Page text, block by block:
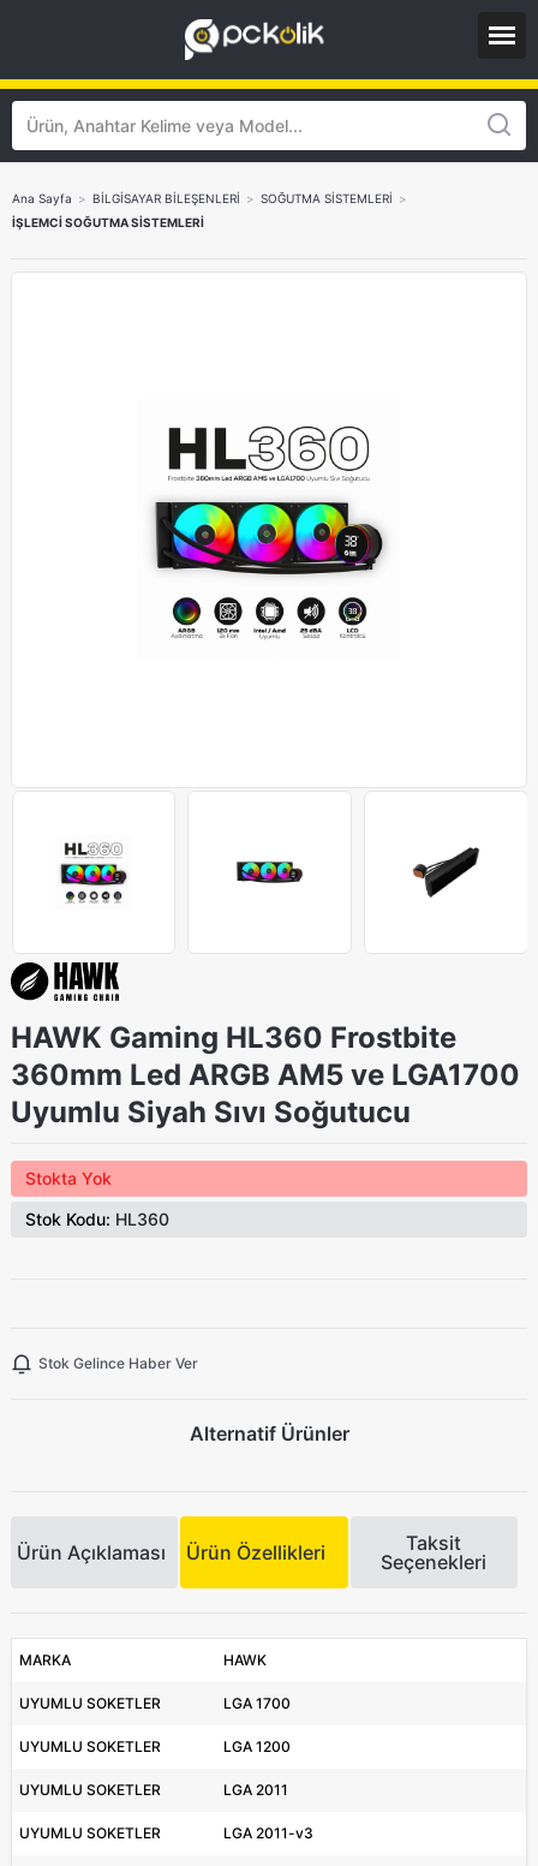
Ana Sayfa > BİLGİSAYAR BİLEŞENLERİ > SOĞUTMA SİSTEMLERİ >
İŞLEMCİ SOĞUTMA SİSTEMLERİ
HAWK Gaming HL360 Frostbite
360mm Led ARGB AM5 ve LGA1700
Uyumlu Siyah Sıvı Soğutucu
Stokta Yok
Stok Kodu: HL360
Stok Gelince Haber Ver
Alternatif Ürünler
Ürün Açıklaması Ürün Özellikleri
Taksit
Seçenekleri
MARKA HAWK
UYUMLU SOKETLER LGA 1700
UYUMLU SOKETLER LGA 1200
UYUMLU SOKETLER LGA 2011
UYUMLU SOKETLER LGA 2011-v3